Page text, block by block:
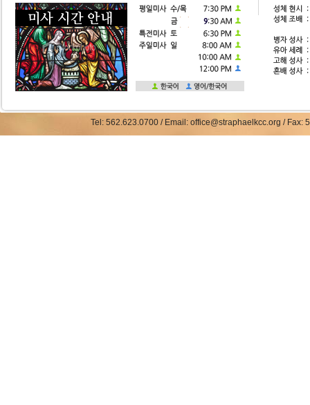
Tel: 562.623.0700 / Email: office@straphaelkcc.org /